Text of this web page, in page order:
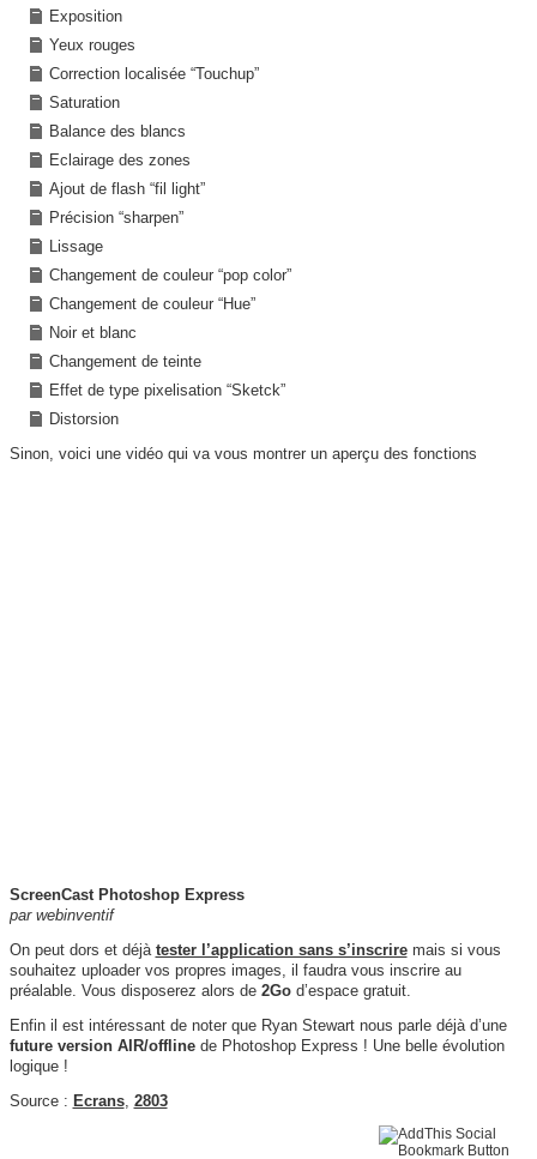
Exposition
Yeux rouges
Correction localisée “Touchup”
Saturation
Balance des blancs
Eclairage des zones
Ajout de flash “fil light”
Précision “sharpen”
Lissage
Changement de couleur “pop color”
Changement de couleur “Hue”
Noir et blanc
Changement de teinte
Effet de type pixelisation “Sketck”
Distorsion
Sinon, voici une vidéo qui va vous montrer un aperçu des fonctions
ScreenCast Photoshop Express
par webinventif
On peut dors et déjà tester l’application sans s’inscriremais si vous
souhaitez uploader vos propres images, il faudra vous inscrire au
préalable. Vous disposerez alors de 2God’espace gratuit.
Enfin il est intéressant de noter que Ryan Stewart nous parle déjà d’une
future version AIR/offlinede Photoshop Express ! Une belle évolution
logique !
Source : Ecrans, 2803